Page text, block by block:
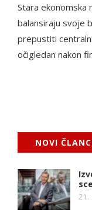
Stara ekonomska
balansiraju svoje
prepustiti
očigledan nakon
NOVI
21.